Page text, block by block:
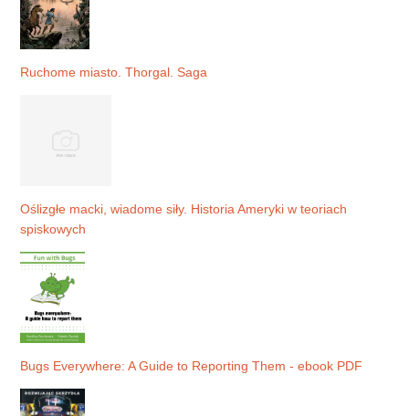
Ruchome miasto. Thorgal. Saga
Oślizgłe macki, wiadome siły. Historia Ameryki w teoriach
spiskowych
Bugs Everywhere: A Guide to Reporting Them - ebook PDF